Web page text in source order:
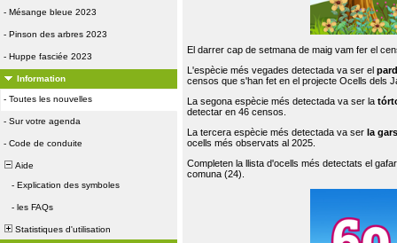
- Mésange bleue 2023
- Pinson des arbres 2023
- Huppe fasciée 2023
Information
- Toutes les nouvelles
- Sur votre agenda
- Code de conduite
Aide
- Explication des symboles
- les FAQs
Statistiques d'utilisation
El darrer cap de setmana de maig vam fer el
L'espècie més vegades detectada va ser el
censos que s'han fet en el projecte Ocells dels
La segona espècie més detectada va ser la
detectar en 46 censos.
La tercera espècie més detectada va ser la
ocells més observats al 2025.
Completen la llista d'ocells més detectats el
comuna (24).